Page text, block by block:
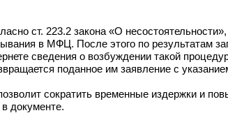
ст. 223.2 закона «О
в МФЦ. После этого по результатам
сведения о возбуждении такой
поданное им заявление с
сократить временные издержки и
документе.